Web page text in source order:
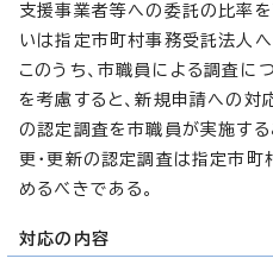
支援事業者等への委託の比率
いは指定市町村事務受託法人
このうち、市職員による調査に
を考慮すると、新規申請への対
の認定調査を市職員が実施する
更・更新の認定調査は指定市
めるべきである。
対応の内容